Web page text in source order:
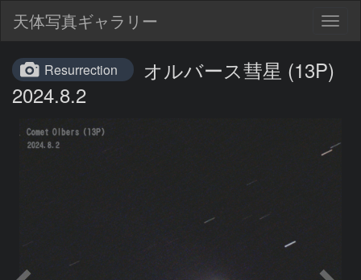
天体写真ギャラリー
Resurrection
オルバース彗星 (13P)
2024.8.2